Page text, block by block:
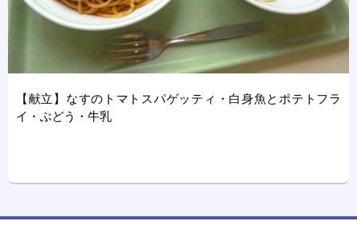
【献立】なすのトマトスパゲッティ・白身魚とポテトフラ
イ・ぶどう・牛乳